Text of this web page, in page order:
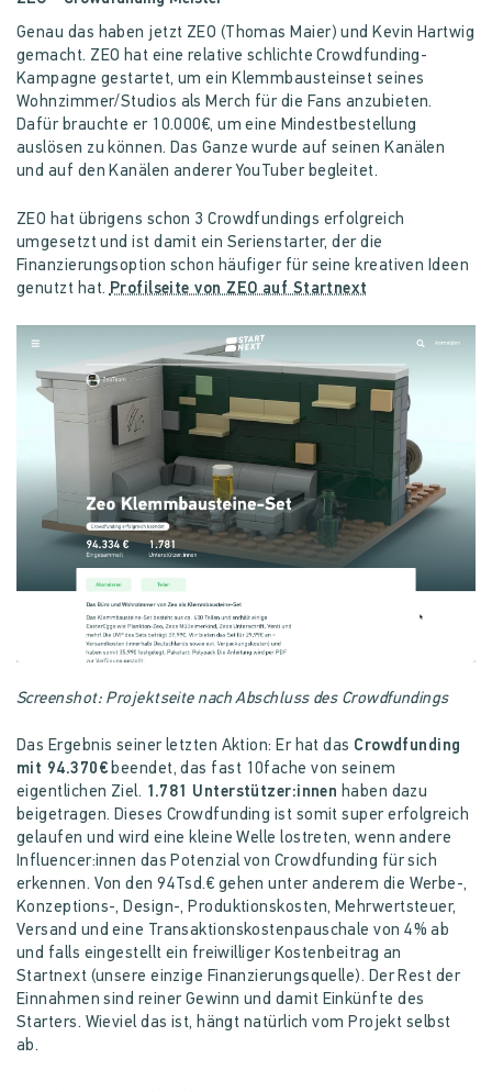
Genau das haben jetzt ZEO (Thomas Maier) und Kevin Hartwig
gemacht. ZEO hat eine relative schlichte Crowdfunding-
Kampagne gestartet, um ein Klemmbausteinset seines
Wohnzimmer/Studios als Merch für die Fans anzubieten.
Dafür brauchte er 10.000€, um eine Mindestbestellung
auslösen zu können. Das Ganze wurde auf seinen Kanälen
und auf den Kanälen anderer YouTuber begleitet.
ZEO hat übrigens schon 3 Crowdfundings erfolgreich
umgesetzt und ist damit ein Serienstarter, der die
Finanzierungsoption schon häufiger für seine kreativen Ideen
genutzt hat. Profilseite von ZEO auf Startnext
Screenshot: Projektseite nach Abschluss des Crowdfundings
Das Ergebnis seiner letzten Aktion: Er hat das Crowdfunding
mit 94.370€beendet, das fast 10fache von seinem
eigentlichen Ziel. 1.781 Unterstützer:innen haben dazu
beigetragen. Dieses Crowdfunding ist somit super erfolgreich
gelaufen und wird eine kleine Welle lostreten, wenn andere
Influencer:innen das Potenzial von Crowdfunding für sich
erkennen. Von den 94Tsd.€ gehen unter anderem die Werbe-,
Konzeptions-, Design-, Produktionskosten, Mehrwertsteuer,
Versand und eine Transaktionskostenpauschale von 4% ab
und falls eingestellt ein freiwilliger Kostenbeitrag an
Startnext (unsere einzige Finanzierungsquelle). Der Rest der
Einnahmen sind reiner Gewinn und damit Einkünfte des
Starters. Wieviel das ist, hängt natürlich vom Projekt selbst
ab.